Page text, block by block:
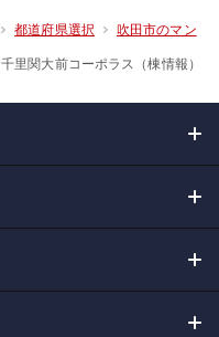
都道府県選択 吹田市のマン
千里関大前コーポラス（棟情報）